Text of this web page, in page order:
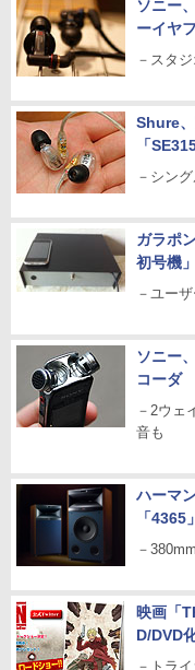
ソニー
ーイヤ
－スタ
Shure
「
－シン
ガラポ
初号機」
－ユー
ソニー
コーダ
－2ウェ
音も
ハーマ
「4365」
－
映画「
D/DVD